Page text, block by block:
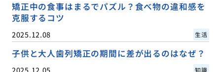
矯正中の食事はまるでパズル？食べ物の違和感を
克服するコツ
2025.12.08 生活
子供と大人歯列矯正の期間に差が出るのはなぜ？
2025.12.05 知識